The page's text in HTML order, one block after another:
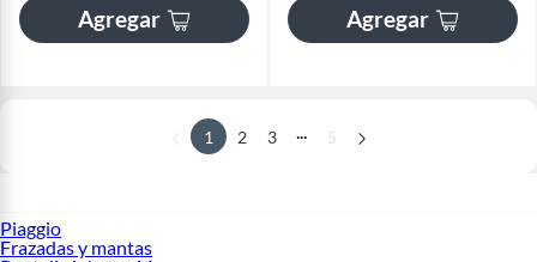
Agregar Agregar
1 2 3 ... 5
Piaggio
Frazadas y mantas